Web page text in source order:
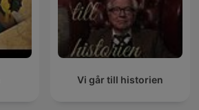
Vi går till historien